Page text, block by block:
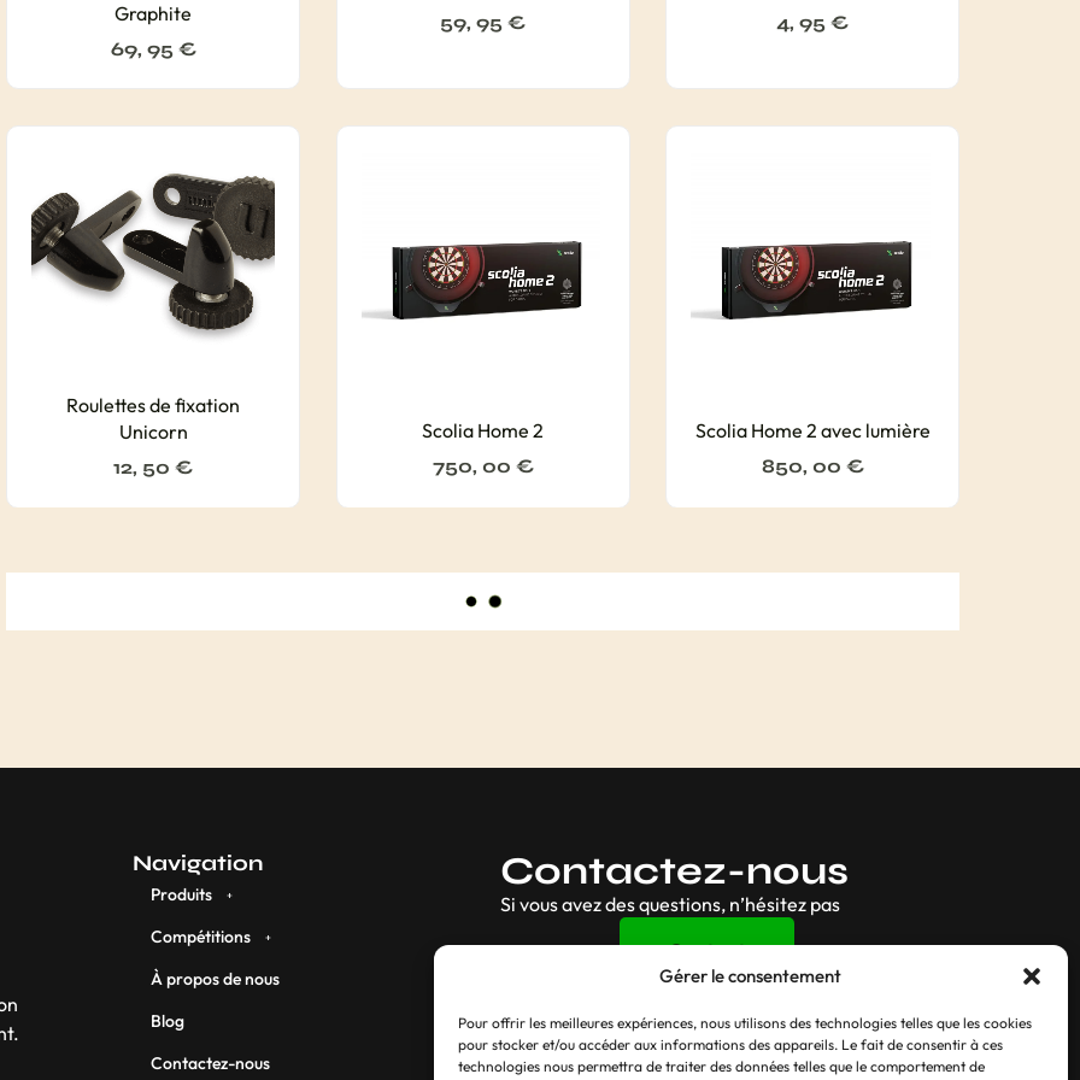
Gérer le consentement
Pour offrir les meilleures expériences, nous utilisons des technologies telles que les cookies
pour stocker et/ou accéder aux informations des appareils. Le fait de consentir à ces
technologies nous permettra de traiter des données telles que le comportement de
Graphite
69, 95 €
59, 95€ 4, 95€
Roulettes de fixation
Unicorn
12, 50€
Scolia Home 2
750, 00 €
Scolia Home 2 avec lumière
850, 00 €
2, 95 € 39, 95€